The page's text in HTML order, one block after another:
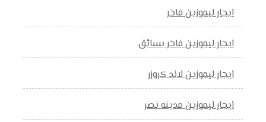
ايجار ليموزين فاخر
ايجار ليموزين فاخر بسائق
ايجار ليموزين لاند كروزر
ايجار ليموزين مدينه نصر